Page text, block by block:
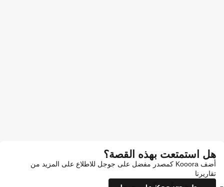
هل استمتعت بهذه القصة؟
أضف Kooora كمصدر مفضل على جوجل للاطلاع على المزيد من
تقاريرنا